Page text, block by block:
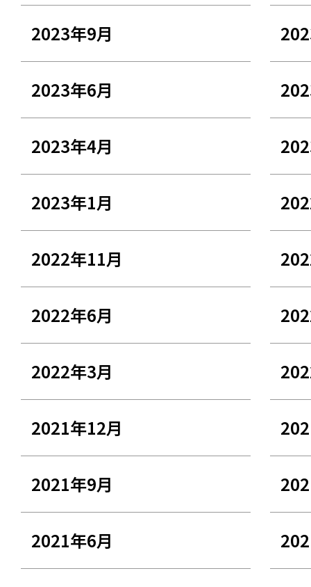
2023年9月
2023年6月
2023年4月
2023年1月
2022年11月
2022年6月
2022年3月
2021年12月
2021年9月
2021年6月